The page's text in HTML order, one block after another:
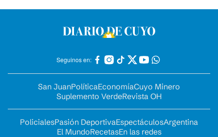
Seguinos en:
San JuanPolíticaEconomíaCuyo Minero
Suplemento VerdeRevista OH
PolicialesPasión DeportivaEspectáculosArgentina
El MundoRecetasEn las redes